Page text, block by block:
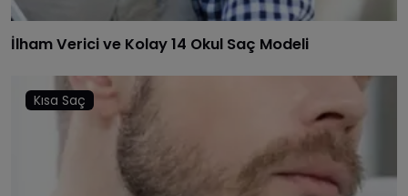
İlham Verici ve Kolay 14 Okul Saç Modeli
Kısa Saç